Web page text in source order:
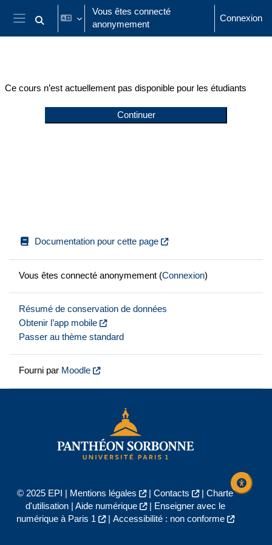
Passer au contenu principal
Panneau latéral
Activer/désactiver la saisie de recherche
Vous êtes connecté
anonymement
Connexion
Ce cours n’est actuellement pas disponible pour les étudiants
Continuer
Documentation pour cette page
Vous êtes connecté anonymement (Connexion)
Résumé de conservation de données
Obtenir l’app mobile
Passer au thème standard
Fourni par Moodle
© 2025 EPI | Mentions légales | Contacts | Charte
d'utilisation| Aide numérique |
Enseigner avec le
numérique à Paris 1
| Accessibilité : non conforme